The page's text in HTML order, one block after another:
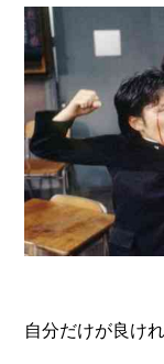
自分だけが良けれ